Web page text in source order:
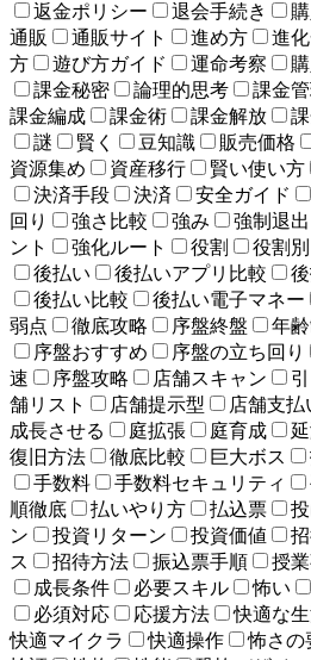
返金ポリシー
退会手続き
通販
通販サイト 進め方 進
方
遊び方ガイド 運命考察
課金秘密
論理的思考 課金
課金編成
課金術 課金解放
謎
賢く 豆知識 販売価格
資源集め
資産移行 賢い使い方
決済手段
決済 安全ガイド
回り
強さ比較 強み 強制退出
ント
強化ルート 役割 役割別
後払い
後払いアプリ比較
後払い比較
後払い電子マネー
弱点
徹底攻略 序盤終盤 年
序盤おすすめ
序盤の立ち回り
速
序盤攻略 店舗スキャン
舗リスト
店舗提示型 店舗支払
成長させる
庭拡張 庭育成
復旧方法
徹底比較 巨大ボス
手数料
手数料セキュリティ
順徹底
払いやり方 払込票
ン
投資リターン 投資価値
ス
招待方法 振込票手順 授
成長条件
必要スキル 怖い
必須対応
応援方法 快適な
快適マイクラ
快適操作 怖さの